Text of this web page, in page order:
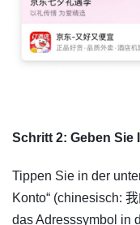
Schritt 2: Geben Sie
Tippen Sie in der
Konto“ (chinesisch:
das Adresssymbol in